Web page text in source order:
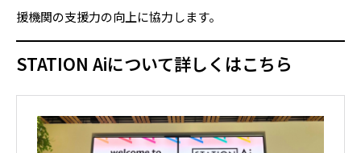
援機関の支援力の向上に協力します。
STATION Aiについて詳しくはこちら